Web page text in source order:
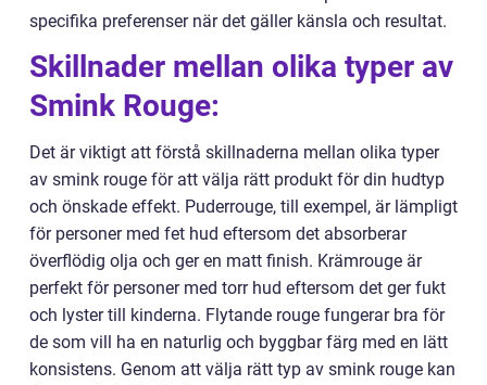
specifika preferenser när det gäller känsla och resultat.
Skillnader mellan olika typer av
Smink Rouge:
Det är viktigt att förstå skillnaderna mellan olika typer
av smink rouge för att välja rätt produkt för din hudtyp
och önskade effekt. Puderrouge, till exempel, är lämpligt
för personer med fet hud eftersom det absorberar
överflödig olja och ger en matt finish. Krämrouge är
perfekt för personer med torr hud eftersom det ger fukt
och lyster till kinderna. Flytande rouge fungerar bra för
de som vill ha en naturlig och byggbar färg med en lätt
konsistens. Genom att välja rätt typ av smink rouge kan